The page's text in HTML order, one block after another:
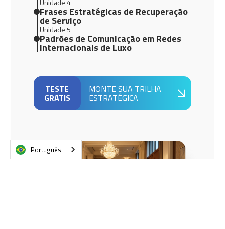
Frases Estratégicas de Recuperação
de Serviço
Unidade 5
Padrões de Comunicação em Redes
Internacionais de Luxo
TESTE
GRATIS
MONTE SUA TRILHA
ESTRATÉGICA
Português